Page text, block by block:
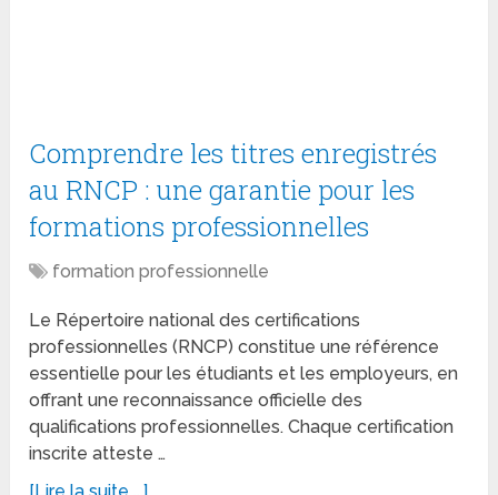
Comprendre les titres enregistrés
au RNCP : une garantie pour les
formations professionnelles
formation professionnelle
Le Répertoire national des certifications
professionnelles (RNCP) constitue une référence
essentielle pour les étudiants et les employeurs, en
offrant une reconnaissance officielle des
qualifications professionnelles. Chaque certification
inscrite atteste …